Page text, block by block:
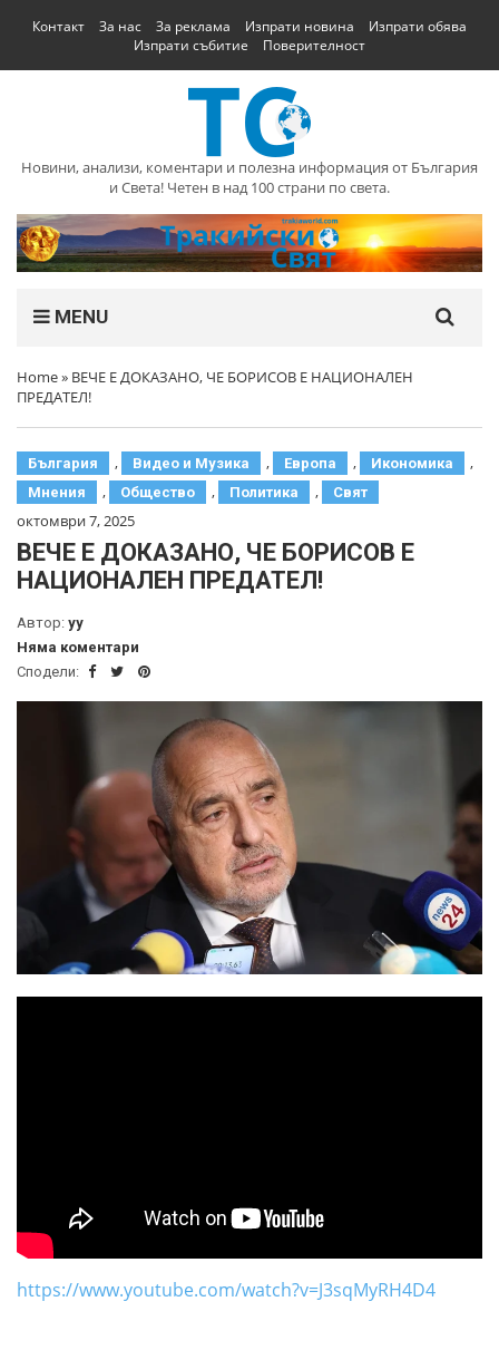
Контакт За нас За реклама Изпрати новина
Изпрати обява
Изпрати събитие
Поверителност
Новини, анализи, коментари и полезна информация от България
и Света! Четен в над 100 страни по света.
MENU
Home» ВЕЧЕ Е ДОКАЗАНО, ЧЕ БОРИСОВ Е НАЦИОНАЛЕН
ПРЕДАТЕЛ!
България , Видео и Музика , Европа , Икономика ,
Мнения , Общество , Политика , Свят
октомври 7, 2025
ВЕЧЕ Е ДОКАЗАНО, ЧЕ БОРИСОВ Е
НАЦИОНАЛЕН ПРЕДАТЕЛ!
Автор: yy
Няма коментари
Сподели:
https://www.youtube.com/watch?v=J3sqMyRH4D4